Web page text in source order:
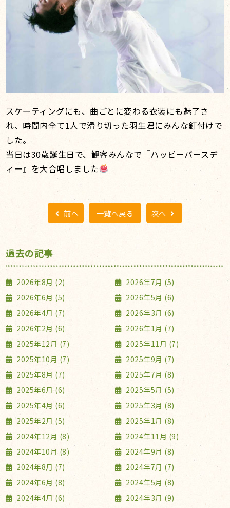
スケーティングにも、曲ごとに変わる衣装にも魅了さ
れ、時間内全て1人で滑り切った羽生君にみんな釘付けで
した。
当日は30歳誕生日で、観客みんなで『ハッピーバースデ
ィー』を大合唱しました
前へ 一覧へ戻る 次へ
過去の記事
2026年8月 (2)
2026年7月 (5)
2026年6月 (5)
2026年5月 (6)
2026年4月 (7)
2026年3月 (6)
2026年2月 (6)
2026年1月 (7)
2025年12月 (7)
2025年11月 (7)
2025年10月 (7)
2025年9月 (7)
2025年8月 (7)
2025年7月 (8)
2025年6月 (6)
2025年5月 (5)
2025年4月 (6)
2025年3月 (8)
2025年2月 (5)
2025年1月 (8)
2024年12月 (8)
2024年11月 (9)
2024年10月 (8)
2024年9月 (8)
2024年8月 (7)
2024年7月 (7)
2024年6月 (8)
2024年5月 (8)
2024年4月 (6)
2024年3月 (9)